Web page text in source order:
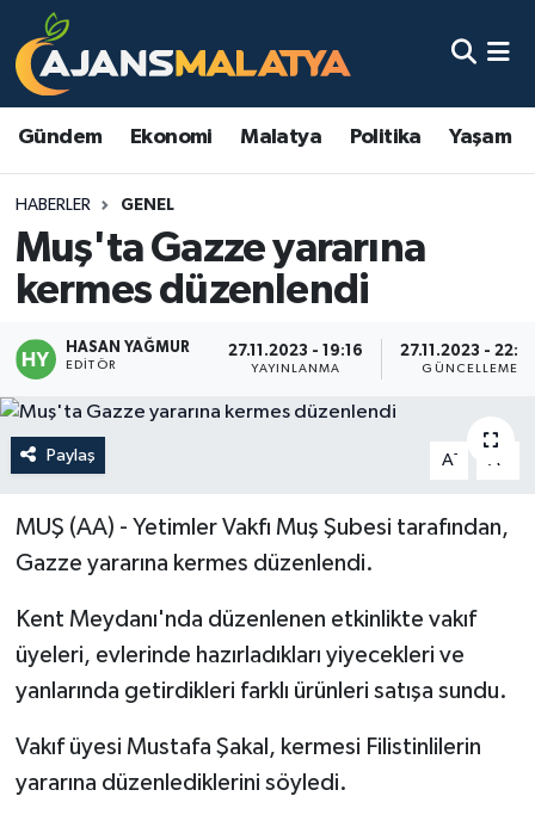
Gündem Ekonomi Malatya Politika Yaşam
HABERLER GENEL
Muş'ta Gazze yararına
kermes düzenlendi
HASAN YAĞMUR
EDITÖR
27.11.2023 - 19:16
YAYINLANMA
27.11.2023 -
GÜNCELLEME
Paylaş A- A
MUŞ (AA) - Yetimler Vakfı Muş Şubesi tarafından,
Gazze yararına kermes düzenlendi.
Kent Meydanı'nda düzenlenen etkinlikte vakıf
üyeleri, evlerinde hazırladıkları yiyecekleri ve
yanlarında getirdikleri farklı ürünleri satışa sundu.
Vakıf üyesi Mustafa Şakal, kermesi Filistinlilerin
yararına düzenlediklerini söyledi.
Asayiş
Eğitim
Ekonomi
Gündem
Kültür & Sanat
Magazin
Politika
Sağlık
Spor
Teknoloji
Malatya Nöbetçi Eczaneler
Malatya Namaz Vakitleri
Malatya Trafik Yoğunluk Haritası
TFF 3.Lig 2.Grup Puan Durumu ve Fikstür
Son Dakika Haberleri
Haber Arşivi